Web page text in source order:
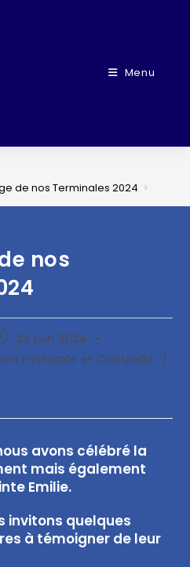
Menu
de nos Terminales 2024 >
nos
24 juin 2024
Pastorale et Culturelle /
avons célébré la
mais également
Emilie.
invitons quelques
à témoigner de leur